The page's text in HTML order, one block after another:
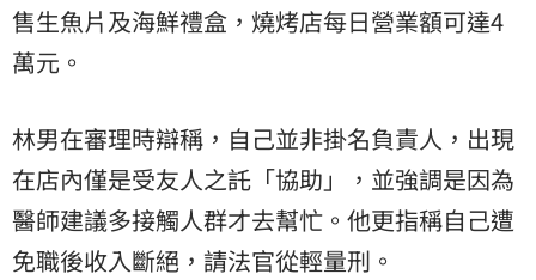
售生魚片及海鮮禮盒，燒烤店每日營業額可達4
萬元。
林男在審理時辯稱，自己並非掛名負責人，出現
在店內僅是受友人之託「協助」，並強調是因為
醫師建議多接觸人群才去幫忙。他更指稱自己遭
免職後收入斷絕，請法官從輕量刑。